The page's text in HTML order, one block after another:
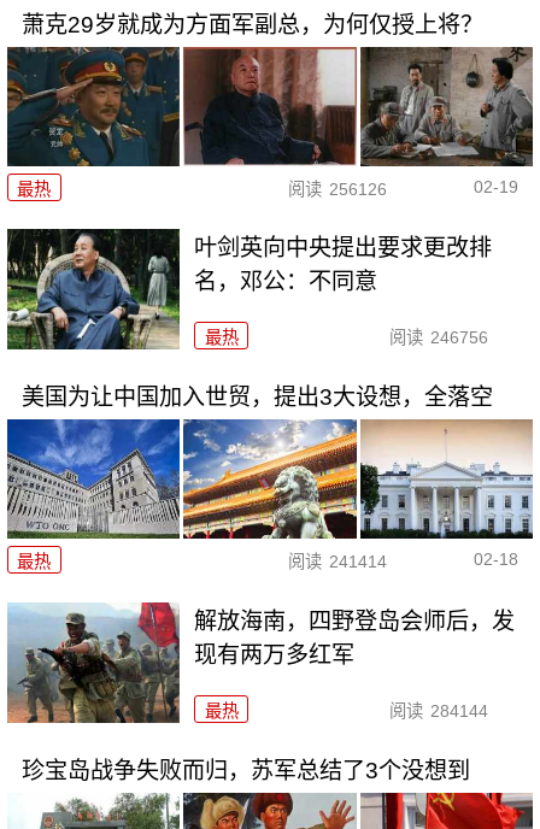
萧克29岁就成为方面军副总，为何仅授上将？
最热 阅读 256126 02-19
叶剑英向中央提出要求更改排
名，邓公：不同意
最热 阅读 246756
美国为让中国加入世贸，提出3大设想，全落空
最热 阅读 241414 02-18
解放海南，四野登岛会师后，发
现有两万多红军
最热 阅读 284144
珍宝岛战争失败而归，苏军总结了3个没想到